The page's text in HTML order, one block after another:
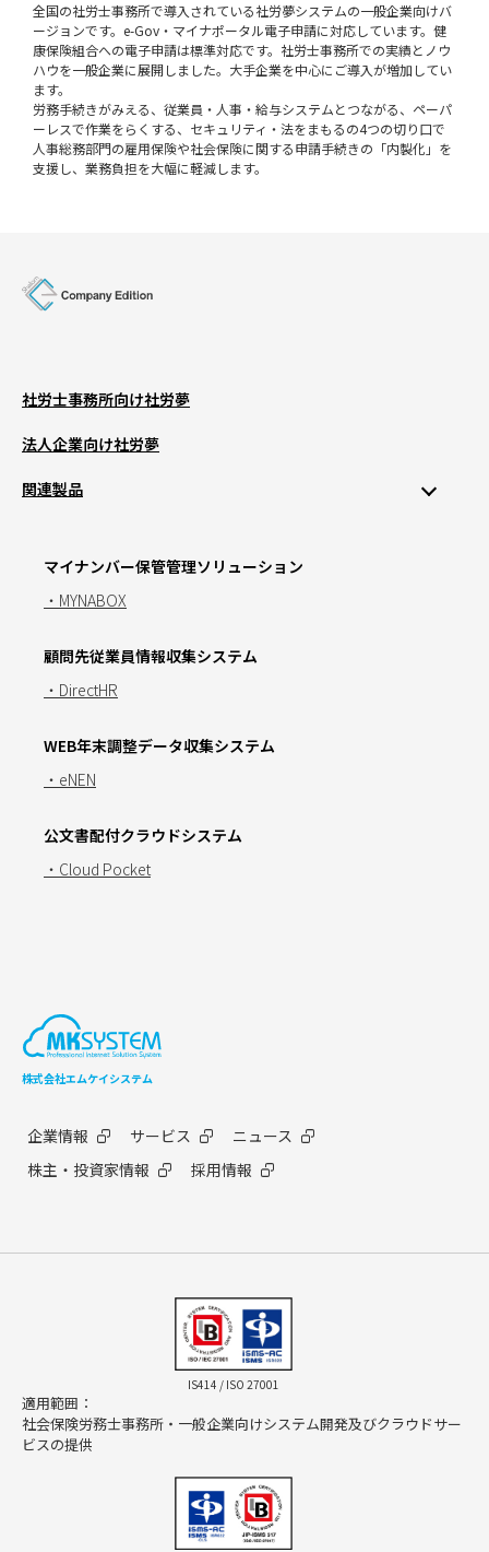
全国の社労士事務所で導入されている社労夢システムの一般企業向けバ
ージョンです。e-Gov・マイナポータル電子申請に対応しています。健
康保険組合への電子申請は標準対応です。社労士事務所での実績とノウ
ハウを一般企業に展開しました。大手企業を中心にご導入が増加してい
ます。
労務手続きがみえる、従業員・人事・給与システムとつながる、ペーパ
ーレスで作業をらくする、セキュリティ・法をまもるの4つの切り口で
人事総務部門の雇用保険や社会保険に関する申請手続きの「内製化」を
支援し、業務負担を大幅に軽減します。
社労士事務所向け社労夢
法人企業向け社労夢
関連製品
マイナンバー保管管理ソリューション
・MYNABOX
顧問先従業員情報収集システム
・DirectHR
WEB年末調整データ収集システム
・eNEN
公文書配付クラウドシステム
・Cloud Pocket
株式会社エムケイシステム
企業情報 サービス
ニュース
株主・投資家情報
採用情報
IS414 / ISO 27001
適用範囲：
社会保険労務士事務所・一般企業向けシステム開発及びクラウドサー
ビスの提供